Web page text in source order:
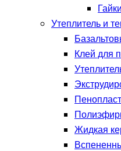
Утеплитель и
Клей для
Пенопласт
Жидкая